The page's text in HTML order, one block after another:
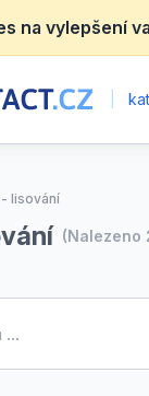
na vylepšení
lisování
(Nalezeno